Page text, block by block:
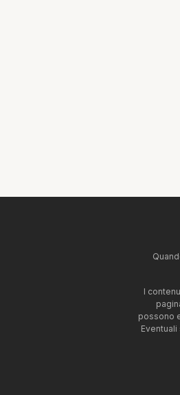
I
possono